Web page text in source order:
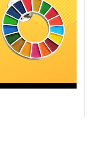
Pin은 지속 가능한